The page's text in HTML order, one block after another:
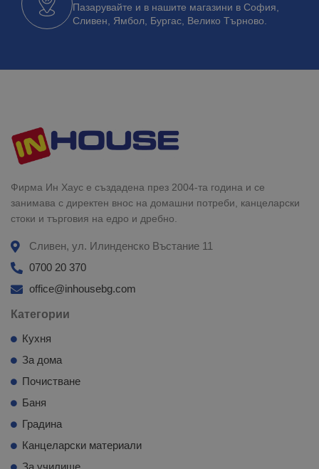
Пазарувайте и в нашите магазини в София,
Сливен, Ямбол, Бургас, Велико Търново.
Фирма Ин Хаус е създадена през 2004-та година и се
занимава с директен внос на домашни потреби, канцеларски
стоки и търговия на едро и дребно.
Сливен, ул. Илинденско Въстание 11
0700 20 370
office@inhousebg.com
Категории
Кухня
За дома
Почистване
Баня
Градина
Канцеларски материали